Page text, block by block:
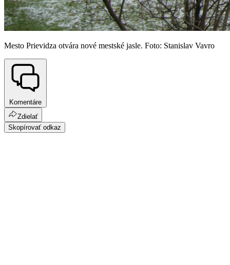
Mesto Prievidza otvára nové mestské jasle. Foto: Stanislav Vavro
Komentáre
Zdielať
Skopírovať odkaz